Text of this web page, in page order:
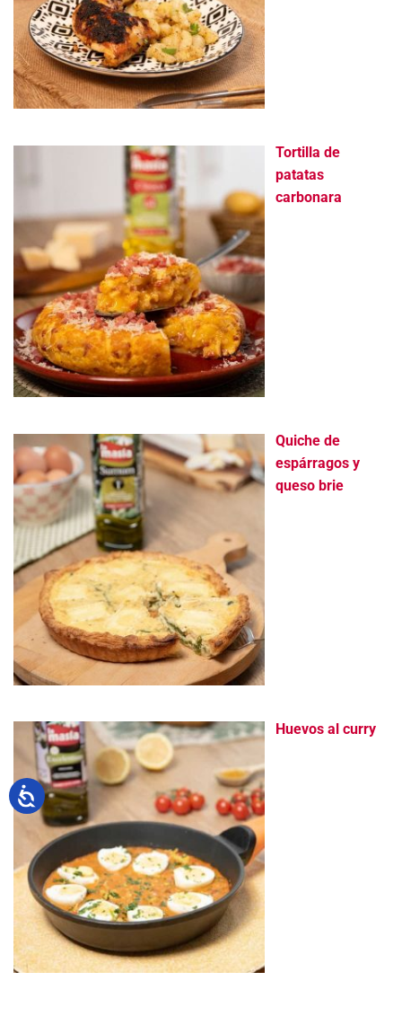
Tortilla de
patatas
carbonara
Quiche de
espárragos y
queso brie
Huevos al curry